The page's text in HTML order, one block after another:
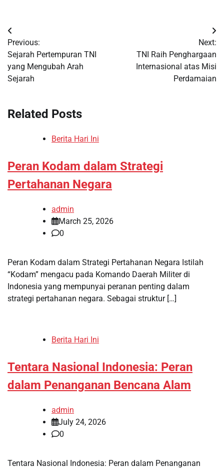
Post
navigation
Previous:
Sejarah Pertempuran TNI
yang Mengubah Arah
Sejarah
Next:
TNI Raih Penghargaan
Internasional atas Misi
Perdamaian
Related Posts
Berita Hari Ini
Peran Kodam dalam Strategi
Pertahanan Negara
admin
March 25, 2026
0
Peran Kodam dalam Strategi Pertahanan Negara Istilah
“Kodam” mengacu pada Komando Daerah Militer di
Indonesia yang mempunyai peranan penting dalam
strategi pertahanan negara. Sebagai struktur […]
Berita Hari Ini
Tentara Nasional Indonesia: Peran
dalam Penanganan Bencana Alam
admin
July 24, 2026
0
Tentara Nasional Indonesia: Peran dalam Penanganan